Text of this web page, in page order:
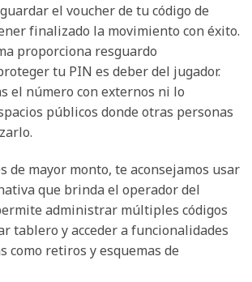
el voucher de tu código de
finalizado la movimiento con éxito.
proporciona resguardo
tu PIN es deber del jugador.
el número con externos ni lo
públicos donde otras personas
de mayor monto, te aconsejamos usar
que brinda el operador del
administrar múltiples códigos
tablero y acceder a funcionalidades
como retiros y esquemas de